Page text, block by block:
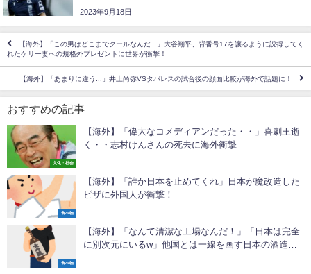
2023年9月18日
【海外】「この男はどこまでクールなんだ...」大谷翔平、背番号17を譲るように説得してく
れたケリー妻への規格外プレゼントに世界が衝撃！
【海外】「あまりに違う...」井上尚弥VSタパレスの試合後の顔面比較が海外で話題に！
おすすめの記事
文化・社会
【海外】「偉大なコメディアンだった・・」喜劇王逝
く・・志村けんさんの死去に海外衝撃
食べ物
【海外】「誰か日本を止めてくれ」日本が魔改造した
ピザに外国人が衝撃！
食べ物
【海外】「なんて清潔な工場なんだ！」「日本は完全
に別次元にいるw」他国とは一線を画す日本の酒造製